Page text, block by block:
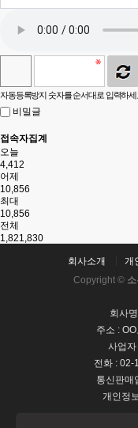
자동등록방지 숫자를 순서대로 입력하세
비밀글
접속자집계
오늘
4,412
어제
10,856
최대
10,856
전체
1,821,830
회사소개 개
Copyright ©
회사
주소 :
사업
전화 : 02-
통신판매
개인정